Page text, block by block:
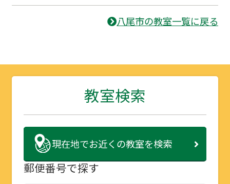
八尾市の教室一覧に戻る
教室検索
現在地でお近くの教室を検索
郵便番号で探す